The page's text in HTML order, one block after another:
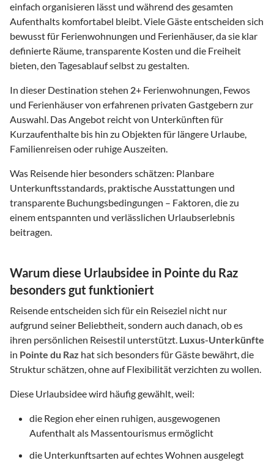
einfach organisieren lässt und während des gesamten
Aufenthalts komfortabel bleibt. Viele Gäste entscheiden sich
bewusst für Ferienwohnungen und Ferienhäuser, da sie klar
definierte Räume, transparente Kosten und die Freiheit
bieten, den Tagesablauf selbst zu gestalten.
In dieser Destination stehen 2+ Ferienwohnungen, Fewos
und Ferienhäuser von erfahrenen privaten Gastgebern zur
Auswahl. Das Angebot reicht von Unterkünften für
Kurzaufenthalte bis hin zu Objekten für längere Urlaube,
Familienreisen oder ruhige Auszeiten.
Was Reisende hier besonders schätzen: Planbare
Unterkunftsstandards, praktische Ausstattungen und
transparente Buchungsbedingungen – Faktoren, die zu
einem entspannten und verlässlichen Urlaubserlebnis
beitragen.
Warum diese Urlaubsidee in Pointe du Raz
besonders gut funktioniert
Reisende entscheiden sich für ein Reiseziel nicht nur
aufgrund seiner Beliebtheit, sondern auch danach, ob es
ihren persönlichen Reisestil unterstützt. Luxus-Unterkünfte
in Pointe du Raz hat sich besonders für Gäste bewährt, die
Struktur schätzen, ohne auf Flexibilität verzichten zu wollen.
Diese Urlaubsidee wird häufig gewählt, weil:
die Region eher einen ruhigen, ausgewogenen
Aufenthalt als Massentourismus ermöglicht
die Unterkunftsarten auf echtes Wohnen ausgelegt